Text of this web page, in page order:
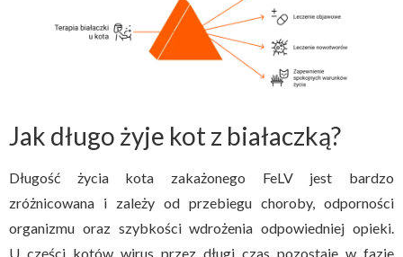
Jak długo żyje kot z białaczką?
Długość życia kota zakażonego FeLV jest bardzo
zróżnicowana i zależy od przebiegu choroby, odporności
organizmu oraz szybkości wdrożenia odpowiedniej opieki.
U części kotów wirus przez długi czas pozostaje w fazie